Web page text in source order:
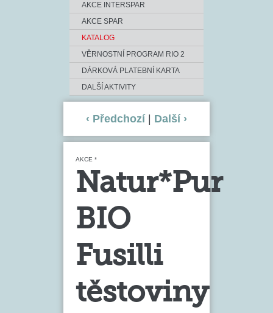
AKCE INTERSPAR
AKCE SPAR
KATALOG
VĚRNOSTNÍ PROGRAM RIO 2
DÁRKOVÁ PLATEBNÍ KARTA
DALŠÍ AKTIVITY
‹ Předchozí Další ›
AKCE *
Natur*Pur
BIO
Fusilli
těstoviny